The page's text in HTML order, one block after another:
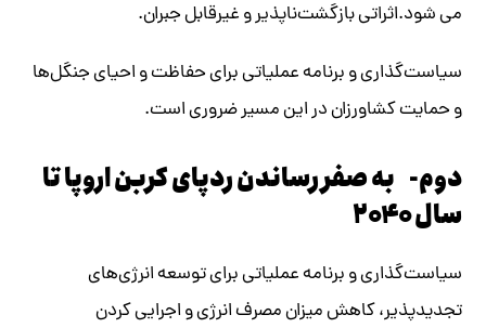
می شود.اثراتی بازگشت‌ناپذیر و غیرقابل جبران.
سیاست‌گذاری و برنامه عملیاتی برای حفاظت و احیای جنگل‌ها
و حمایت کشاورزان در این مسیر ضروری است.
دوم- به صفر رساندن ردپای کربن اروپا تا
سال ۲۰۴۰
سیاست‌گذاری و برنامه عملیاتی برای توسعه انرژی‌های
تجدیدپذیر، کاهش میزان مصرف انرژی و اجرایی کردن